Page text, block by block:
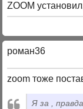
ZOOM
роман36
zoom тоже
Я за ,